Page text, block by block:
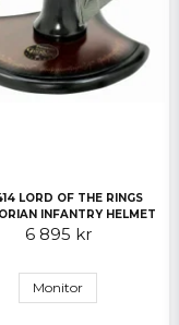
LORD OF THE RINGS
INFANTRY HELMET
6 895 kr
Monitor